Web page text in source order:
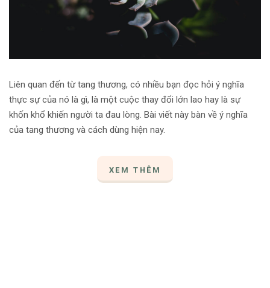
Học Viết Chữ
Sách Chữ viết
Sách Chữ đọc
Về Chúng Tôi
Liên quan đến từ tang thương, có nhiều bạn đọc hỏi ý nghĩa
thực sự của nó là gì, là một cuộc thay đổi lớn lao hay là sự
khốn khổ khiến người ta đau lòng. Bài viết này bàn về ý nghĩa
của tang thương và cách dùng hiện nay.
XEM THÊM